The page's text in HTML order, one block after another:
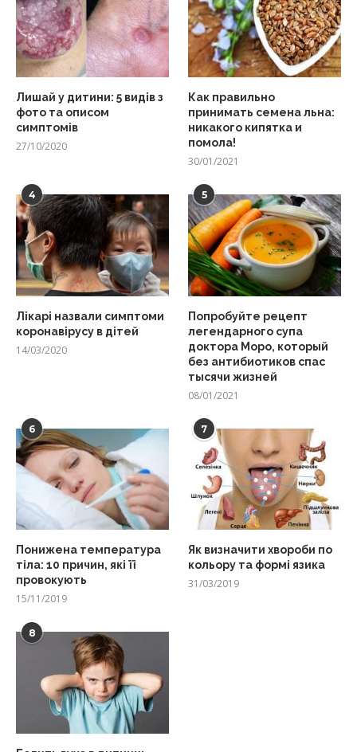
Лишай у дитини: 5 видів з
фото та описом
симптомів
27/10/2020
Как правильно
принимать семена льна:
никакого кипятка и
помола!
30/01/2021
4
Лікарі назвали симптоми
коронавірусу в дітей
14/03/2020
5
Попробуйте рецепт
легендарного супа
доктора Моро, который
без антибиотиков спас
тысячи жизней
08/01/2021
6
Понижена температура
тіла: 10 причин, які її
провокують
15/11/2019
7
Як визначити хвороби по
кольору та формі язика
31/03/2019
8